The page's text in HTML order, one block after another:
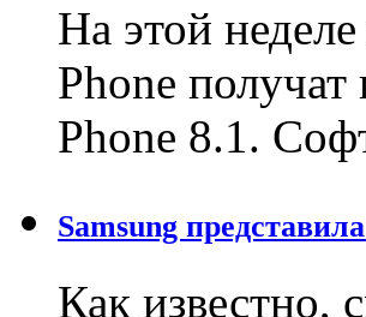
На этой
Phone
Phone 8.1.
Samsung
Как известно,